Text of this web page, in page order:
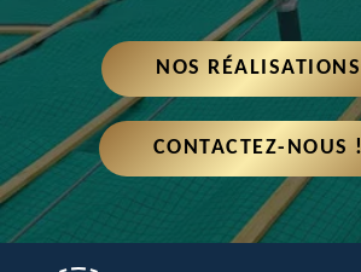
NOS RÉALISATIONS
CONTACTEZ-NOUS !